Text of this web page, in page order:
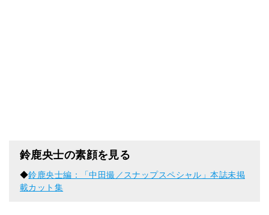
鈴鹿央士の素顔を見る
◆鈴鹿央士編：「中田撮／スナップスペシャル」本誌未掲
載カット集